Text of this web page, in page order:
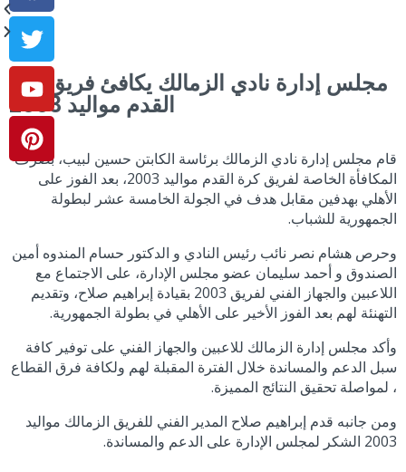
قام مجلس إدارة نادي الزمالك برئاسة الكابتن حسين لبيب، بصرف
المكافأة الخاصة لفريق كرة القدم مواليد 2003، بعد الفوز على
الأهلي بهدفين مقابل هدف في الجولة الخامسة عشر لبطولة
الجمهورية للشباب.
وحرص هشام نصر نائب رئيس النادي و الدكتور حسام المندوه أمين
الصندوق و أحمد سليمان عضو مجلس الإدارة، على الاجتماع مع
اللاعبين والجهاز الفني لفريق 2003 بقيادة إبراهيم صلاح، وتقديم
التهنئة لهم بعد الفوز الأخير على الأهلي في بطولة الجمهورية.
وأكد مجلس إدارة الزمالك للاعبين والجهاز الفني على توفير كافة
سبل الدعم والمساندة خلال الفترة المقبلة لهم ولكافة فرق القطاع
، لمواصلة تحقيق النتائج المميزة.
ومن جانبه قدم إبراهيم صلاح المدير الفني للفريق الزمالك مواليد
2003 الشكر لمجلس الإدارة على الدعم والمساندة.
مجلس إدارة نادي الزمالك يكافئ فريق كرة
القدم مواليد 2003